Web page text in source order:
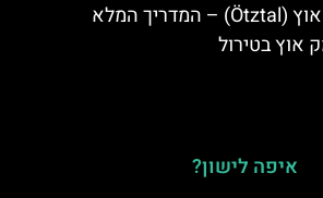
אטרקציות בעמק אוץ (Ötztal) – המדריך המלא
אוץ בטירול
איפה לישון?